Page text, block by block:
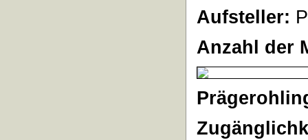
Aufsteller:
Anzahl der